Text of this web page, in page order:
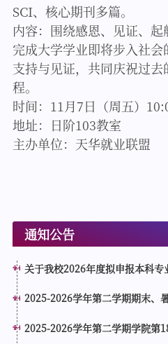
SCI、核心期刊多篇。
内容：围绕感恩、见证、
完成大学学业即将步入社
支持与见证，共同庆祝过
程。
时间：11月7日（周五）
地址：日阶103教室
主办单位：天华就业联盟
通知公告
关于我校2026年度拟申报本科专
2025-2026学年第二学期期末、
2025-2026学年第二学期学院第